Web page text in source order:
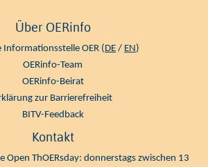
Über OERinfo
Informationsstelle OER ( DE / EN )
OERinfo-Team
OERinfo-Beirat
zur Barrierefreiheit
BITV-Feedback
Kontakt
Open ThOERsday: donnerstags zwischen 13